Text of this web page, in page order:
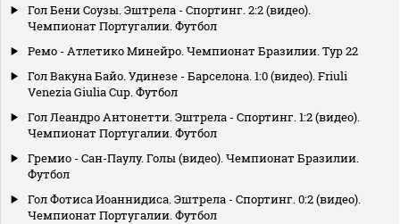
Гол Бени Соузы. Эштрела - Спортинг. 2:2 (видео).
Чемпионат Португалии. Футбол
Ремо - Атлетико Минейро. Чемпионат Бразилии. Тур 22
Гол Вакуна Байо. Удинезе - Барселона. 1:0 (видео). Friuli
Venezia Giulia Cup. Футбол
Гол Леандро Антонетти. Эштрела - Спортинг. 1:2 (видео).
Чемпионат Португалии. Футбол
Гремио - Сан-Паулу. Голы (видео). Чемпионат Бразилии.
Футбол
Гол Фотиса Иоаннидиса. Эштрела - Спортинг. 0:2 (видео).
Чемпионат Португалии. Футбол